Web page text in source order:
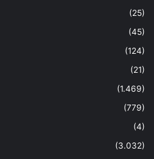
(25)
(45)
(124)
(21)
(1.469)
(779)
(4)
(3.032)